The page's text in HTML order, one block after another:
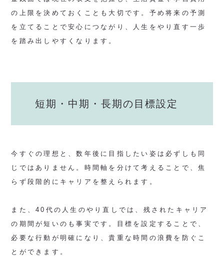
の上限を決めておくことも大切です。予め将来の予測
を立てることで安心につながり、人生をやり直す一歩
を踏み出しやすくなります。
短期・中期・長期の目標設定
今すぐの理想と、数年後に目指したい姿は必ずしも同
じではありません。時間軸を分けて考えることで、焦
らず段階的にキャリアを整えられます。
また、40代の人生のやり直しでは、残されたキャリア
の期間が短いのも事実です。目標を設定することで、
必要な行動が明確になり、貴重な時間の浪費を防ぐこ
とができます。